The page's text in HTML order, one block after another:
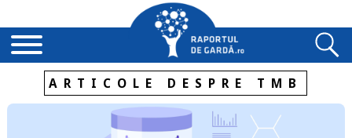
ARTICOLE DESPRE TMB